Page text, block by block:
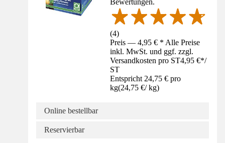
Bewertungen.
(4)
Preis — 4,95 € * Alle Preise
inkl. MwSt. und ggf. zzgl.
Versandkosten pro ST4,95 €*/
ST
Entspricht 24,75 € pro
kg(24,75 €/ kg)
Online bestellbar
Reservierbar